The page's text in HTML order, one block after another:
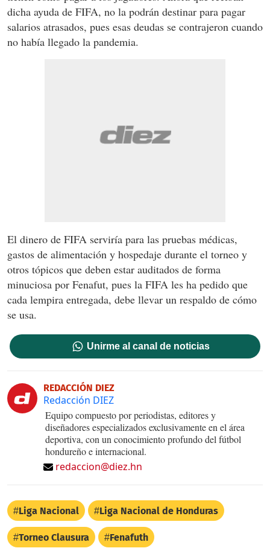
dicha ayuda de FIFA, no la podrán destinar para pagar
salarios atrasados, pues esas deudas se contrajeron cuando
no había llegado la pandemia.
El dinero de FIFA serviría para las pruebas médicas,
gastos de alimentación y hospedaje durante el torneo y
otros tópicos que deben estar auditados de forma
minuciosa por Fenafut, pues la FIFA les ha pedido que
cada lempira entregada, debe llevar un respaldo de cómo
se usa.
Unirme al canal de noticias
REDACCIÓN DIEZ
Redacción DIEZ
Equipo compuesto por periodistas, editores y
diseñadores especializados exclusivamente en el área
deportiva, con un conocimiento profundo del fútbol
hondureño e internacional.
redaccion@diez.hn
Liga Nacional Liga Nacional de Honduras
Torneo Clausura Fenafuth